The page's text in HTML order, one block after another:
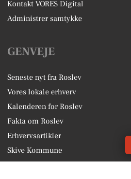
Kontakt VORES Digital
Administrer samtykke
GENVEJE
Seneste nyt fra Roslev
Vores lokale erhverv
Kalenderen for Roslev
Fakta om Roslev
Erhvervsartikler
Skive Kommune